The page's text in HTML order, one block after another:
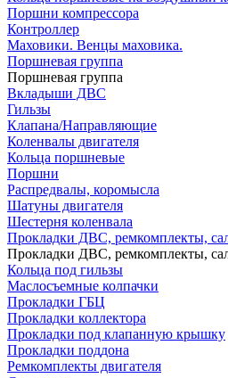
Поршни компрессора
Контроллер
Маховики. Венцы маховика.
Поршневая группа
Поршневая группа
Вкладыши ДВС
Гильзы
Клапана/Направляющие
Коленвалы двигателя
Кольца поршневые
Поршни
Распредвалы, коромысла
Шатуны двигателя
Шестерня коленвала
Прокладки ДВС, ремкомплекты,
Прокладки ДВС, ремкомплекты,
Кольца под гильзы
Маслосъемные колпачки
Прокладки ГБЦ
Прокладки коллектора
Прокладки под клапанную крышку
Прокладки поддона
Ремкомплекты двигателя